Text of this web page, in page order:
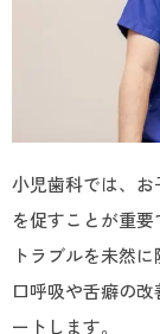
小児歯科では、
を促すことが重
トラブルを未然
口呼吸や舌癖の
ートします。